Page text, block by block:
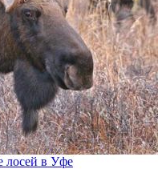
лосей в Уфе